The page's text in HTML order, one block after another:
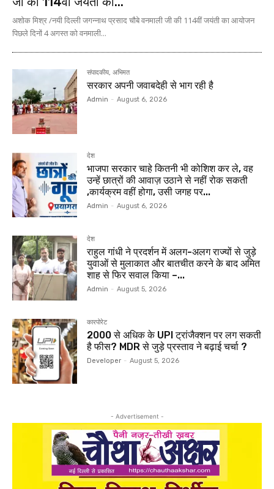
अशोक मिश्र /नयी दिल्ली जगन्नाथ प्रसाद चौबे वनमाली जी की 114वीं जयंती का आयोजन
पिछले दिनों 4 अगस्त को वनमाली...
संपादकीय, अभिमत
सरकार अपनी जवाबदेही से भाग रही है
Admin - August 6, 2026
देश
भाजपा सरकार चाहे कितनी भी कोशिश कर ले, वह
उन्हें छात्रों की आवाज़ उठाने से नहीं रोक सकती
,कार्यक्रम वहीं होगा, उसी जगह पर...
Admin - August 6, 2026
देश
राहुल गांधी ने प्रदर्शन में अलग-अलग राज्यों से जुड़े
युवाओं से मुलाकात और बातचीत करने के बाद अमित
शाह से फिर सवाल किया –...
Admin - August 5, 2026
कारपोरेट
₹2000 से अधिक के UPI ट्रांजैक्शन पर लग सकती
है फीस? MDR से जुड़े प्रस्ताव ने बढ़ाई चर्चा ?
Developer - August 5, 2026
- Advertisement -